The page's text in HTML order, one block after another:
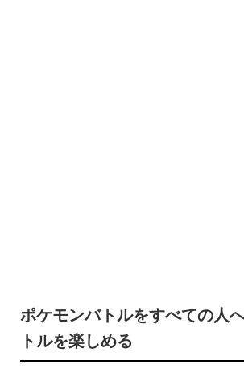
ポケモンバトルをすべての人
トルを楽しめる